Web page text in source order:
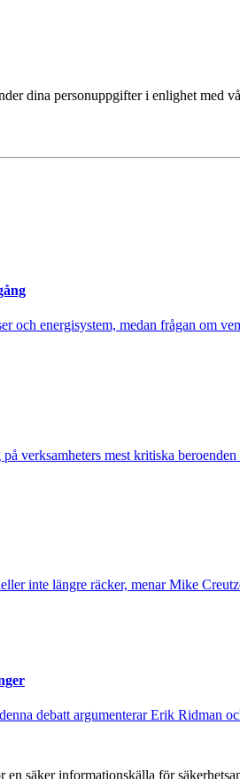
dina personuppgifter i enlighet med
och energisystem, medan frågan om
verksamheters mest kritiska
inte längre räcker, menar Mike
debatt argumenterar Erik Ridman
säker informationskälla för